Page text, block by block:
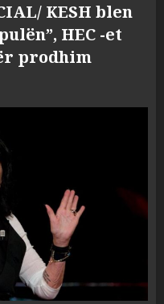
KESH blen
HEC -et
prodhim